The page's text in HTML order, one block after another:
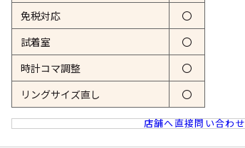
免税対応 〇
試着室 〇
時計コマ調整 〇
リングサイズ直し 〇
店舗へ直接問い合わせ